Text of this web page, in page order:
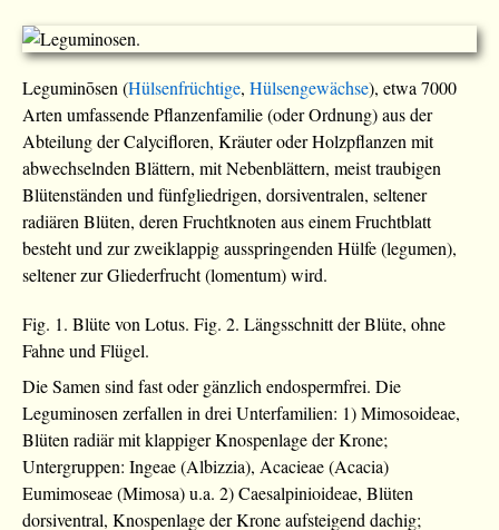
Leguminōsen (Hülsenfrüchtige, Hülsengewächse), etwa 7000
Arten umfassende Pflanzenfamilie (oder Ordnung) aus der
Abteilung der Calycifloren, Kräuter oder Holzpflanzen mit
abwechselnden Blättern, mit Nebenblättern, meist traubigen
Blütenständen und fünfgliedrigen, dorsiventralen, seltener
radiären Blüten, deren Fruchtknoten aus einem Fruchtblatt
besteht und zur zweiklappig ausspringenden Hülfe (legumen),
seltener zur Gliederfrucht (lomentum) wird.
Fig. 1. Blüte von Lotus. Fig. 2. Längsschnitt der Blüte, ohne
Fahne und Flügel.
Die Samen sind fast oder gänzlich endospermfrei. Die
Leguminosen zerfallen in drei Unterfamilien: 1) Mimosoideae,
Blüten radiär mit klappiger Knospenlage der Krone;
Untergruppen: Ingeae (Albizzia), Acacieae (Acacia)
Eumimoseae (Mimosa) u.a. 2) Caesalpinioideae, Blüten
dorsiventral, Knospenlage der Krone aufsteigend dachig;